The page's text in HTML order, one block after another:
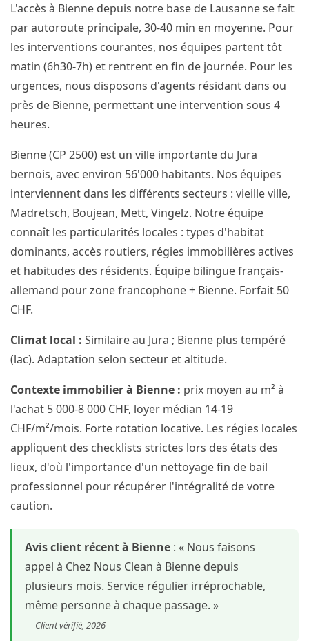
L'accès à Bienne depuis notre base de Lausanne se fait
par autoroute principale, 30-40 min en moyenne. Pour
les interventions courantes, nos équipes partent tôt
matin (6h30-7h) et rentrent en fin de journée. Pour les
urgences, nous disposons d'agents résidant dans ou
près de Bienne, permettant une intervention sous 4
heures.
Bienne (CP 2500) est un ville importante du Jura
bernois, avec environ 56'000 habitants. Nos équipes
interviennent dans les différents secteurs : vieille ville,
Madretsch, Boujean, Mett, Vingelz. Notre équipe
connaît les particularités locales : types d'habitat
dominants, accès routiers, régies immobilières actives
et habitudes des résidents. Équipe bilingue français-
allemand pour zone francophone + Bienne. Forfait 50
CHF.
Climat local : Similaire au Jura ; Bienne plus tempéré
(lac). Adaptation selon secteur et altitude.
Contexte immobilier à Bienne : prix moyen au m² à
l'achat 5 000-8 000 CHF, loyer médian 14-19
CHF/m²/mois. Forte rotation locative. Les régies locales
appliquent des checklists strictes lors des états des
lieux, d'où l'importance d'un nettoyage fin de bail
professionnel pour récupérer l'intégralité de votre
caution.
Avis client récent à Bienne : « Nous faisons
appel à Chez Nous Clean à Bienne depuis
plusieurs mois. Service régulier irréprochable,
même personne à chaque passage. »
— Client vérifié, 2026